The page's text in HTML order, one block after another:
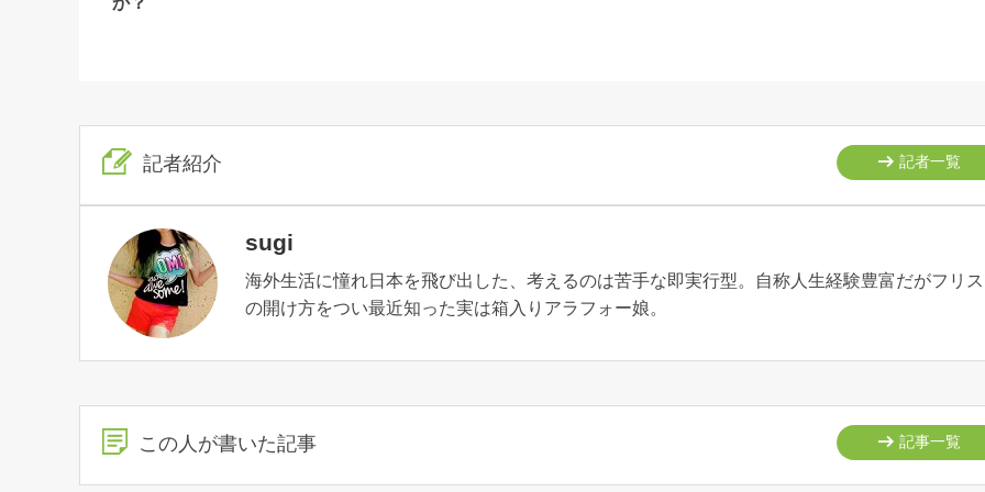
記者紹介 記者一覧
sugi
海外生活に憧れ日本を飛び出した、考えるのは苦手な即実行型。自称人生経験豊富だがフリ
の開け方をつい最近知った実は箱入りアラフォー娘。
この人が書いた記事 記事一覧